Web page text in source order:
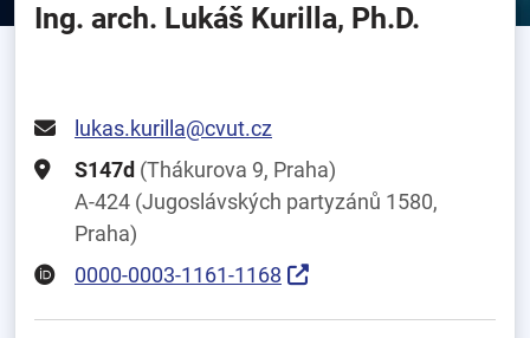
Ing. arch. Lukáš Kurilla, Ph.D.
lukas.kurilla@cvut.cz
S147d (Thákurova 9, Praha)
A-424 (Jugoslávských partyzánů 1580,
Praha)
0000-0003-1161-1168